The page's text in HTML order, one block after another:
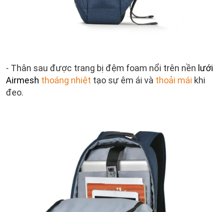
- Thân sau được trang bị đệm foam nổi trên nền lưới
Airmesh thoáng nhiệt tạo sự êm ái và thoải mái khi
đeo.